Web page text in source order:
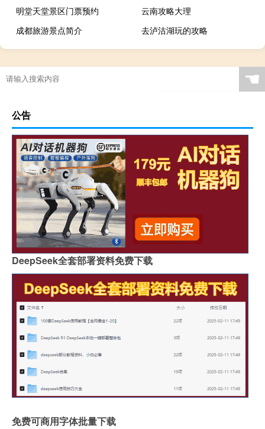
明堂天堂景区门票预约
云南攻略大理
成都旅游景点简介
去泸沽湖玩的攻略
☚
公告
DeepSeek全套部署资料免费下载
免费可商用字体批量下载